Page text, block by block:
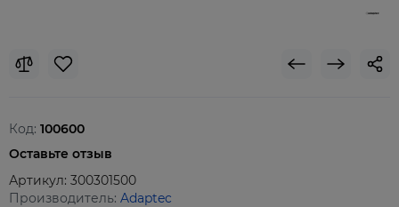
Код: 100600
Оставьте отзыв
Артикул: 300301500
Производитель: Adaptec